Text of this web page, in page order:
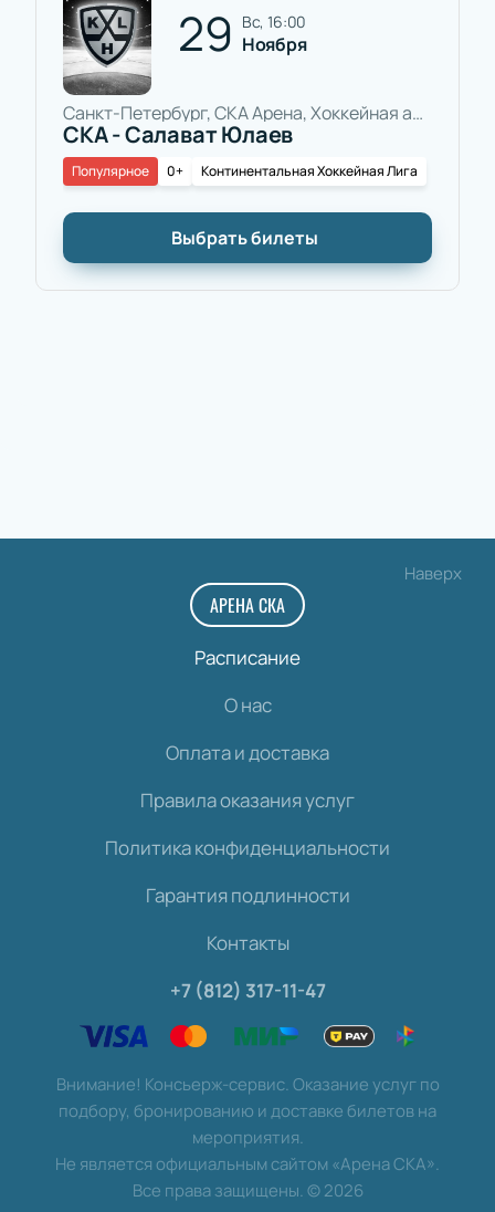
29 вс, 16:00
Ноября
Санкт-Петербург, СКА Арена, Хоккейная арена
СКА - Салават Юлаев
0+ Континентальная Хоккейная Лига
Популярное
Выбрать билеты
Наверх
АРЕНА СКА
Расписание
О нас
Оплата и доставка
Правила оказания услуг
Политика конфиденциальности
Гарантия подлинности
Контакты
+7 (812) 317-11-47
Внимание! Консьерж-сервис. Оказание услуг по
подбору, бронированию и доставке билетов на
мероприятия.
Не является официальным сайтом «Арена СКА».
Все права защищены.©2026